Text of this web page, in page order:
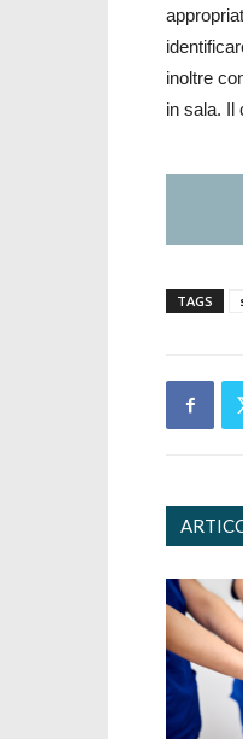
inoltre
in sala. Il
TAGS